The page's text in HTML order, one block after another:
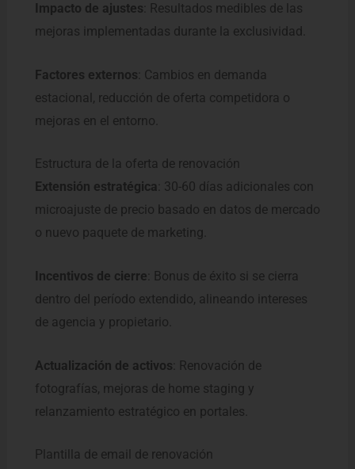
Impacto de ajustes : Resultados medibles de las
mejoras implementadas durante la exclusividad.
Factores externos : Cambios en demanda
estacional, reducción de oferta competidora o
mejoras en el entorno.
Estructura de la oferta de renovación
Extensión estratégica : 30-60 días adicionales con
microajuste de precio basado en datos de mercado
o nuevo paquete de marketing.
Incentivos de cierre : Bonus de éxito si se cierra
dentro del período extendido, alineando intereses
de agencia y propietario.
Actualización de activos : Renovación de
fotografías, mejoras de home staging y
relanzamiento estratégico en portales.
Plantilla de email de renovación